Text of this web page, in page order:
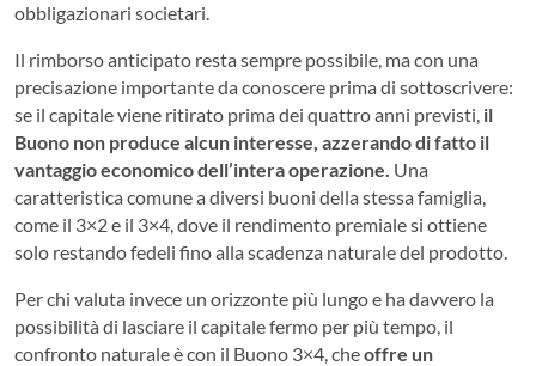
obbligazionari societari.
Il rimborso anticipato resta sempre possibile, ma con una
precisazione importante da conoscere prima di sottoscrivere:
se il capitale viene ritirato prima dei quattro anni previsti, il
Buono non produce alcun interesse, azzerando di fatto il
vantaggio economico dell’intera operazione. Una
caratteristica comune a diversi buoni della stessa famiglia,
come il 3×2 e il 3×4, dove il rendimento premiale si ottiene
solo restando fedeli fino alla scadenza naturale del prodotto.
Per chi valuta invece un orizzonte più lungo e ha davvero la
possibilità di lasciare il capitale fermo per più tempo, il
confronto naturale è con il Buono 3×4, cheoffre un